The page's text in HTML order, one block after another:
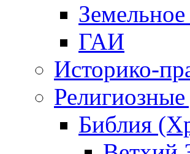
ГАИ
Историко-
Библия